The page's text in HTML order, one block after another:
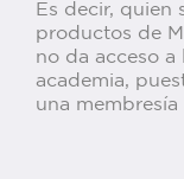
Es decir, quien
productos de
no da acceso a
academia,
una